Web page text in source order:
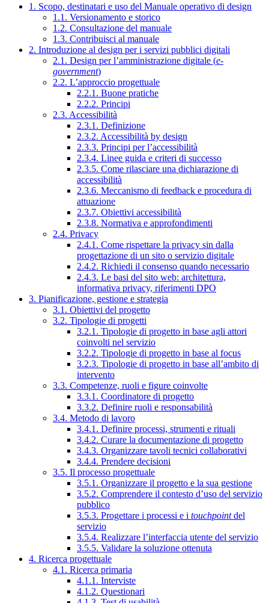
1. Scopo, destinatari e uso del Manuale operativo di design
1.1. Versionamento e storico
1.2. Consultazione del manuale
1.3. Contribuisci al manuale
2. Introduzione al design per i servizi pubblici digitali
2.1. Design per l’amministrazione digitale (e-
government)
2.2. L’approccio progettuale
2.2.1. Buone pratiche
2.2.2. Principi
2.3. Accessibilità
2.3.1. Definizione
2.3.2. Accessibilità by design
2.3.3. Principi per l’accessibilità
2.3.4. Linee guida e criteri di successo
2.3.5. Come rilasciare una dichiarazione di
accessibilità
2.3.6. Meccanismo di feedback e procedura di
attuazione
2.3.7. Obiettivi accessibilità
2.3.8. Normativa e approfondimenti
2.4. Privacy
2.4.1. Come rispettare la privacy sin dalla
progettazione di un sito o servizio digitale
2.4.2. Richiedi il consenso quando necessario
2.4.3. Le basi del sito web: architettura,
informativa privacy, riferimenti DPO
3. Pianificazione, gestione e strategia
3.1. Obiettivi del progetto
3.2. Tipologie di progetti
3.2.1. Tipologie di progetto in base agli attori
coinvolti nel servizio
3.2.2. Tipologie di progetto in base al focus
3.2.3. Tipologie di progetto in base all’ambito di
intervento
3.3. Competenze, ruoli e figure coinvolte
3.3.1. Coordinatore di progetto
3.3.2. Definire ruoli e responsabilità
3.4. Metodo di lavoro
3.4.1. Definire processi, strumenti e rituali
3.4.2. Curare la documentazione di progetto
3.4.3. Organizzare tavoli tecnici collaborativi
3.4.4. Prendere decisioni
3.5. Il processo progettuale
3.5.1. Organizzare il progetto e la sua gestione
3.5.2. Comprendere il contesto d’uso del servizio
pubblico
3.5.3. Progettare i processi e i touchpointdel
servizio
3.5.4. Realizzare l’interfaccia utente del servizio
3.5.5. Validare la soluzione ottenuta
4. Ricerca progettuale
4.1. Ricerca primaria
4.1.1. Interviste
4.1.2. Questionari